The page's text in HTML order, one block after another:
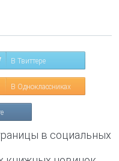
В Твиттере
В Одноклассниках
в социальных